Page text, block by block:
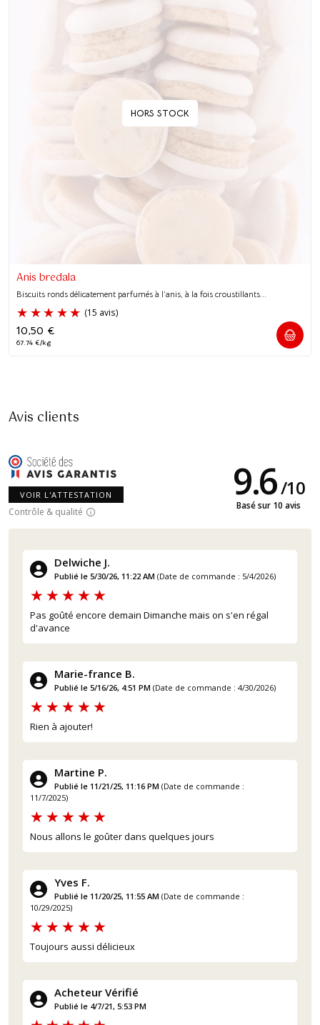
HORS STOCK
Anis bredala
Biscuits ronds délicatement parfumés à l’anis, à la fois croustillants...
(15 avis)
10,50 €
67.74 €/kg
Avis clients
VOIR L'ATTESTATION
Contrôle & qualité
9.6/10
Basé sur 10 avis
Delwiche J.
Publié le 5/30/26, 11:22 AM (Date de commande : 5/4/2026)
Pas goûté encore demain Dimanche mais on s'en régal
d'avance
Marie-france B.
Publié le 5/16/26, 4:51 PM (Date de commande : 4/30/2026)
Rien à ajouter!
Martine P.
Publié le 11/21/25, 11:16 PM (Date de commande :
11/7/2025)
Nous allons le goûter dans quelques jours
Yves F.
Publié le 11/20/25, 11:55 AM (Date de commande :
10/29/2025)
Toujours aussi délicieux
Acheteur Vérifié
Publié le 4/7/21, 5:53 PM